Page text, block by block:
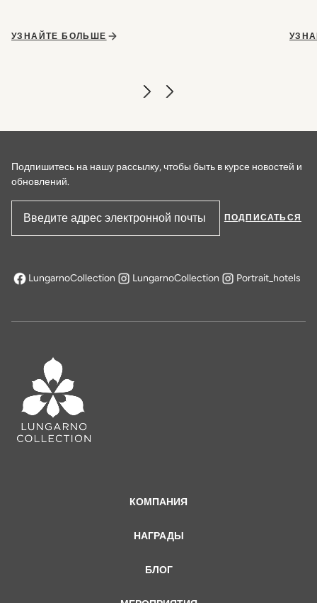
УЗНАЙТЕ БОЛЬШЕ
КОМПАНИЯ
НАГРАДЫ
БЛОГ
Подпишитесь на нашу рассылку, чтобы быть в курсе новостей и
обновлений.
Адрес электронной почты
ПОДПИСАТЬСЯ
LungarnoCollection
открывается в новой вкладке
LungarnoCollection Portrait_hotels